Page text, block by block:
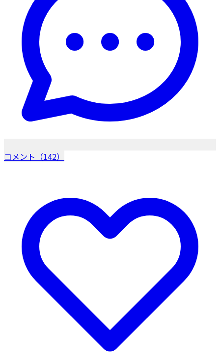
コメント（142）